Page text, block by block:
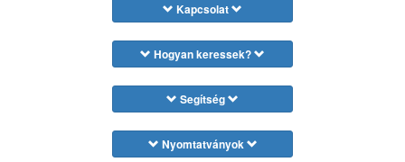
Kapcsolat
Hogyan keressek?
Segítség
Nyomtatványok